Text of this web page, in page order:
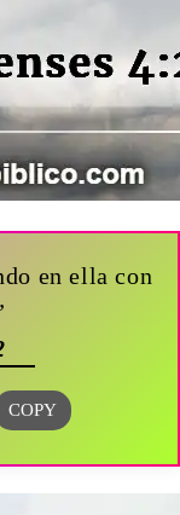
en ella con